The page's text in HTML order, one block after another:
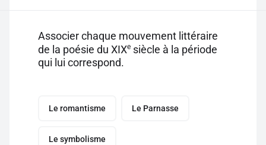
Associer chaque mouvement littéraire
de la poésie du XIXe siècle à la période
qui lui correspond.
Le romantisme Le Parnasse
Le symbolisme